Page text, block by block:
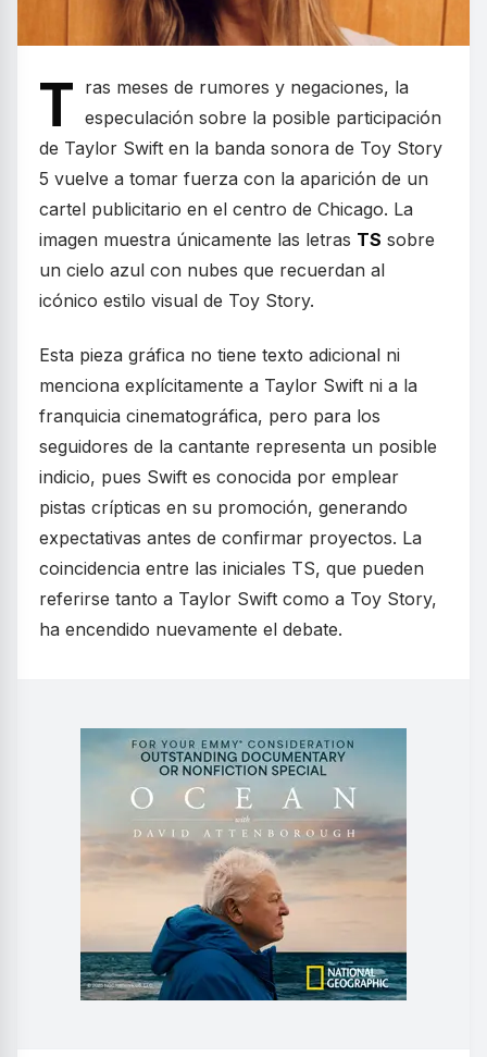
T ras meses de rumores y negaciones, la
especulación sobre la posible participación
de Taylor Swift en la banda sonora de Toy Story
5 vuelve a tomar fuerza con la aparición de un
cartel publicitario en el centro de Chicago. La
imagen muestra únicamente las letras TS sobre
un cielo azul con nubes que recuerdan al
icónico estilo visual de Toy Story.
Esta pieza gráfica no tiene texto adicional ni
menciona explícitamente a Taylor Swift ni a la
franquicia cinematográfica, pero para los
seguidores de la cantante representa un posible
indicio, pues Swift es conocida por emplear
pistas crípticas en su promoción, generando
expectativas antes de confirmar proyectos. La
coincidencia entre las iniciales TS, que pueden
referirse tanto a Taylor Swift como a Toy Story,
ha encendido nuevamente el debate.